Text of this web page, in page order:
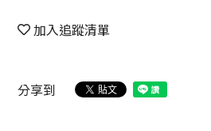
加入追蹤清單
分享到